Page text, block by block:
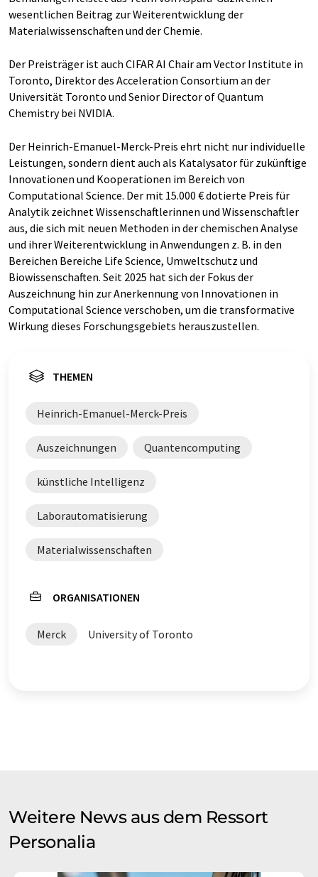
wesentlichen Beitrag zur Weiterentwicklung der
Materialwissenschaften und der Chemie.
Der Preisträger ist auch CIFAR AI Chair am Vector Institute in
Toronto, Direktor des Acceleration Consortium an der
Universität Toronto und Senior Director of Quantum
Chemistry bei NVIDIA.
Der Heinrich-Emanuel-Merck-Preis ehrt nicht nur individuelle
Leistungen, sondern dient auch als Katalysator für zukünftige
Innovationen und Kooperationen im Bereich von
Computational Science. Der mit 15.000 € dotierte Preis für
Analytik zeichnet Wissenschaftlerinnen und Wissenschaftler
aus, die sich mit neuen Methoden in der chemischen Analyse
und ihrer Weiterentwicklung in Anwendungen z. B. in den
Bereichen Bereiche Life Science, Umweltschutz und
Biowissenschaften. Seit 2025 hat sich der Fokus der
Auszeichnung hin zur Anerkennung von Innovationen in
Computational Science verschoben, um die transformative
Wirkung dieses Forschungsgebiets herauszustellen.
THEMEN
Heinrich-Emanuel-Merck-Preis
Auszeichnungen Quantencomputing
künstliche Intelligenz
Laborautomatisierung
Materialwissenschaften
ORGANISATIONEN
Merck University of Toronto
Weitere News aus dem Ressort
Personalia